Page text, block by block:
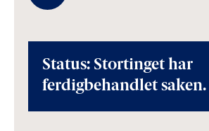
Status: Stortinget har
ferdigbehandlet saken.